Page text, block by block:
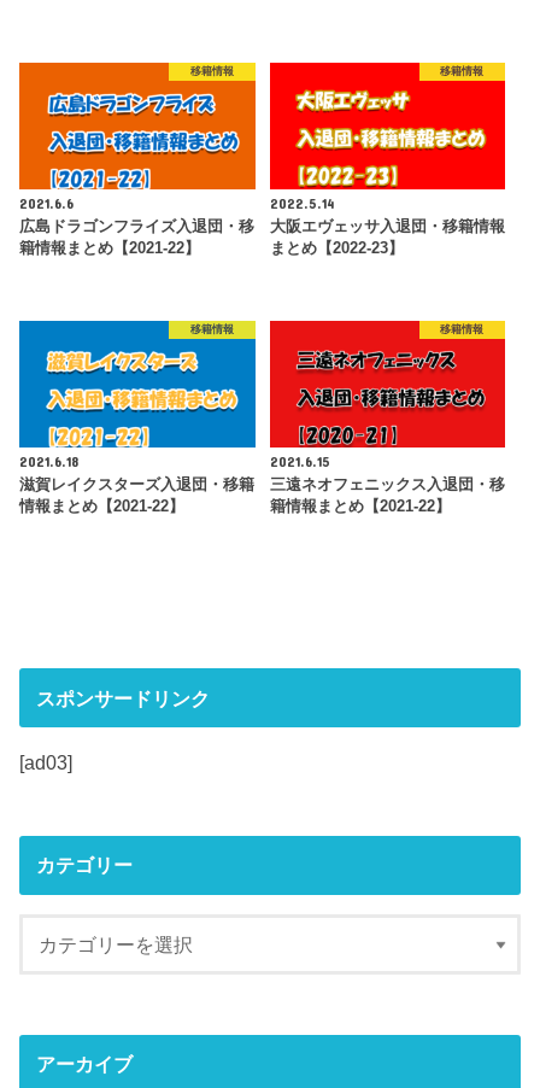
移籍情報
2021.6.6
広島ドラゴンフライズ入退団・移
籍情報まとめ【2021-22】
移籍情報
2022.5.14
大阪エヴェッサ入退団・移籍情報
まとめ【2022-23】
移籍情報
2021.6.18
滋賀レイクスターズ入退団・移籍
情報まとめ【2021-22】
移籍情報
2021.6.15
三遠ネオフェニックス入退団・移
籍情報まとめ【2021-22】
スポンサードリンク
[ad03]
カテゴリー
アーカイブ